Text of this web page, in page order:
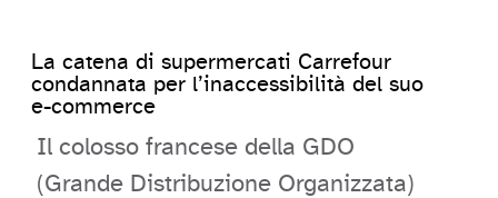
La catena di supermercati Carrefour
condannata per l’inaccessibilità del suo
e-commerce
Il colosso francese della GDO
(Grande Distribuzione Organizzata)